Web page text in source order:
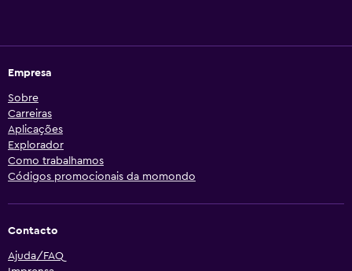
Empresa
Sobre
Carreiras
Aplicações
Explorador
Como trabalhamos
Códigos promocionais da momondo
Contacto
Ajuda/FAQ